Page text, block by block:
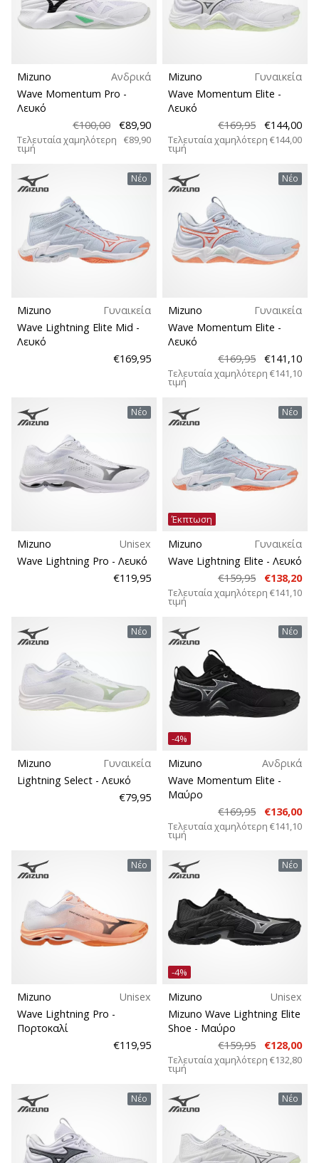
βόλεϊ
του
βόλεϊ
όπως
εμείς;
Ελάτε
μαζί
ως
πρεσβευτής
της
μάρκας
μας.
•
9 λεπτά ανάγνωσης
Weplayvolleyball
τον
δικό
σας
ιστότοπο,
ιστολόγιο,
σελίδα
ή
φόρουμ
συζητήσεων;
σας
αποφέρουν
έσοδα.
…
όλων
των
Μέγεθος
Carbon
Άνεση και αντικραδασμική προστασία
Πτώση (χιλ.)
Εφαρμογή
Μοντέλο
Πλάτος παπουτσίου
Αθλητισμός
Ιδιότητες
Τύπος διαδρομής
Τύποι παπουτσιών
Βάρος
Mizuno
Ανδρικά
Wave Momentum Pro -
Λευκό
€100,00
€89,90
Τελευταία χαμηλότερη
τιμή
€89,90
Mizuno
Γυναικεία
Wave Momentum Elite -
Λευκό
€169,95
€144,00
Τελευταία χαμηλότερη
τιμή
€144,00
Νέο
Mizuno
Γυναικεία
Wave Lightning Elite Mid -
Λευκό
€169,95
Νέο
Mizuno
Γυναικεία
Wave Momentum Elite -
Λευκό
€169,95
€141,10
Τελευταία χαμηλότερη
τιμή
€141,10
Νέο
Mizuno
Unisex
Wave Lightning Pro - Λευκό
€119,95
Νέο
Έκπτωση
Mizuno
Γυναικεία
Wave Lightning Elite - Λευκό
€159,95
€138,20
Τελευταία χαμηλότερη
τιμή
€141,10
Νέο
Mizuno
Γυναικεία
Lightning Select - Λευκό
€79,95
Νέο
-4%
Mizuno
Ανδρικά
Wave Momentum Elite -
Μαύρο
€169,95
€136,00
Τελευταία χαμηλότερη
τιμή
€141,10
Νέο
Mizuno
Unisex
Wave Lightning Pro -
Πορτοκαλί
€119,95
Νέο
-4%
Mizuno
Unisex
Mizuno Wave Lightning Elite
Shoe - Μαύρο
€159,95
€128,00
Τελευταία χαμηλότερη
τιμή
€132,80
Νέο Νέο